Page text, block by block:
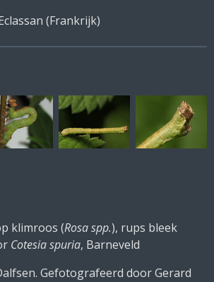
(Frankrijk)
klimroos (Rosa spp.), rups bleek
Cotesia spuria, Barneveld
Gefotografeerd door Gerard